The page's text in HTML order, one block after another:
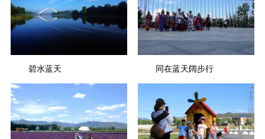
碧水蓝天 同在蓝天阔步行